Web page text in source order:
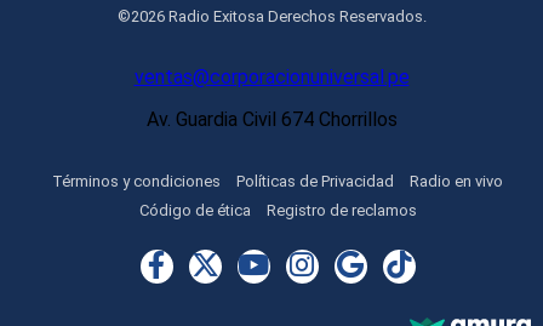
©2026 Radio Exitosa Derechos Reservados.
ventas@corporacionuniversal.pe
Av. Guardia Civil 674 Chorrillos
Términos y condiciones Políticas de Privacidad
Radio en vivo
Código de ética
Registro de reclamos